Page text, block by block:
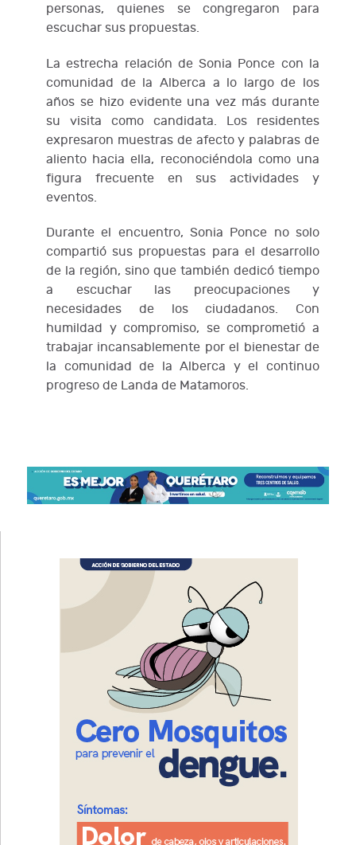
personas, quienes se congregaron para
escuchar sus propuestas.
La estrecha relación de Sonia Ponce con la
comunidad de la Alberca a lo largo de los
años se hizo evidente una vez más durante
su visita como candidata. Los residentes
expresaron muestras de afecto y palabras de
aliento hacia ella, reconociéndola como una
figura frecuente en sus actividades y
eventos.
Durante el encuentro, Sonia Ponce no solo
compartió sus propuestas para el desarrollo
de la región, sino que también dedicó tiempo
a escuchar las preocupaciones y
necesidades de los ciudadanos. Con
humildad y compromiso, se comprometió a
trabajar incansablemente por el bienestar de
la comunidad de la Alberca y el continuo
progreso de Landa de Matamoros.